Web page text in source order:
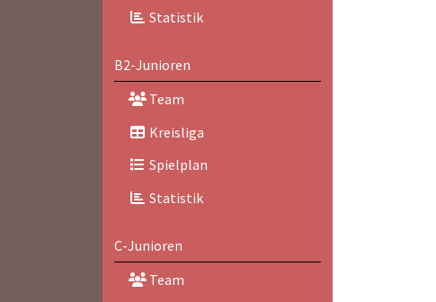
Statistik
B2-Junioren
Team
Kreisliga
Spielplan
Statistik
C-Junioren
Team